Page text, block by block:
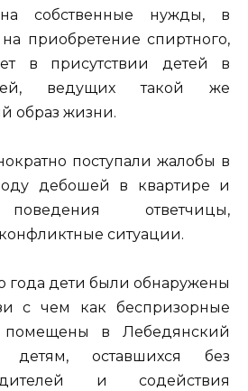
на собственные нужды, в
приобретение спиртного,
в присутствии детей в
ведущих такой же
образ жизни.
поступали жалобы в
дебошей в квартире и
поведения ответчицы,
ситуации.
года дети были обнаружены
с чем как беспризорные
в Лебедянский
оставшихся без
и содействия